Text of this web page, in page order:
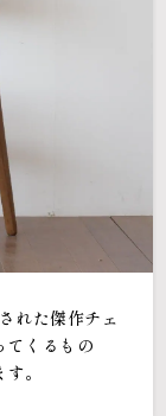
れた傑作チェ
てくるもの
。